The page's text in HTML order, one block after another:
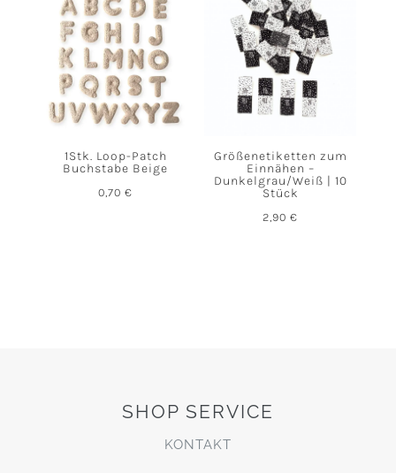
1Stk. Loop-Patch
Buchstabe Beige
0,70€
Größenetiketten zum
Einnähen –
Dunkelgrau/Weiß | 10
Stück
2,90€
SHOP SERVICE
KONTAKT